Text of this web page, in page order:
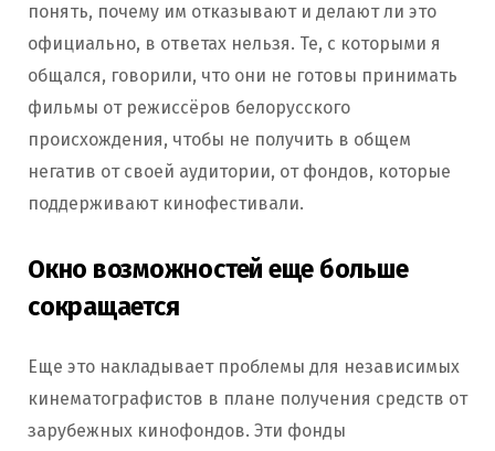
понять, почему им отказывают и делают ли это
официально, в ответах нельзя. Те, с которыми я
общался, говорили, что они не готовы принимать
фильмы от режиссёров белорусского
происхождения, чтобы не получить в общем
негатив от своей аудитории, от фондов, которые
поддерживают кинофестивали.
Окно возможностей еще больше
сокращается
Еще это накладывает проблемы для независимых
кинематографистов в плане получения средств от
зарубежных кинофондов. Эти фонды